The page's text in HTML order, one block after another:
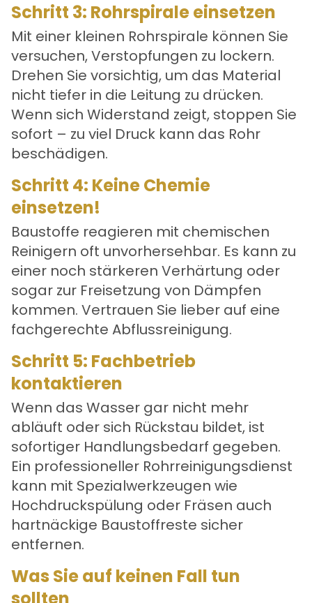
Schritt 3: Rohrspirale einsetzen
Mit einer kleinen Rohrspirale können Sie
versuchen, Verstopfungen zu lockern.
Drehen Sie vorsichtig, um das Material
nicht tiefer in die Leitung zu drücken.
Wenn sich Widerstand zeigt, stoppen Sie
sofort – zu viel Druck kann das Rohr
beschädigen.
Schritt 4: Keine Chemie
einsetzen!
Baustoffe reagieren mit chemischen
Reinigern oft unvorhersehbar. Es kann zu
einer noch stärkeren Verhärtung oder
sogar zur Freisetzung von Dämpfen
kommen. Vertrauen Sie lieber auf eine
fachgerechte Abflussreinigung.
Schritt 5: Fachbetrieb
kontaktieren
Wenn das Wasser gar nicht mehr
abläuft oder sich Rückstau bildet, ist
sofortiger Handlungsbedarf gegeben.
Ein professioneller Rohrreinigungsdienst
kann mit Spezialwerkzeugen wie
Hochdruckspülung oder Fräsen auch
hartnäckige Baustoffreste sicher
entfernen.
Was Sie auf keinen Fall tun